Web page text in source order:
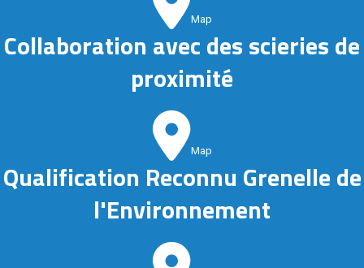
Map
Collaboration avec des scieries de
proximité
Map
Qualification Reconnu Grenelle de
l'Environnement